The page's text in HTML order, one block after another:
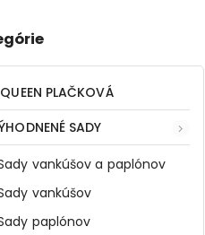
PLAČKOVÁ
SADY
vankúšov a paplónov
vankúšov
paplónov